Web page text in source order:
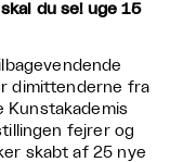
du se! uge 15
dimittenderne fra
Kunstakademis
fejrer og
skabt af 25 nye